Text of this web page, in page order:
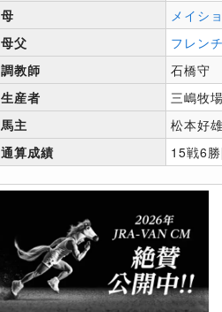
母
メイシ
母父
フレン
調教師
石橋守
生産者
三嶋牧
馬主
松本好
通算成績
15戦6